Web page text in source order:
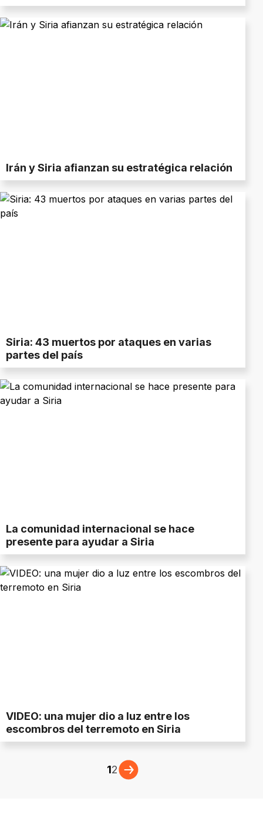
Irán y Siria afianzan su estratégica relación
Siria: 43 muertos por ataques en varias
partes del país
La comunidad internacional se hace
presente para ayudar a Siria
VIDEO: una mujer dio a luz entre los
escombros del terremoto en Siria
12